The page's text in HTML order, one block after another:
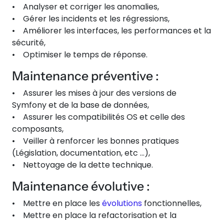
• Analyser et corriger les anomalies,
• Gérer les incidents et les régressions,
• Améliorer les interfaces, les performances et la
sécurité,
• Optimiser le temps de réponse.
Maintenance préventive :
• Assurer les mises à jour des versions de
Symfony et de la base de données,
• Assurer les compatibilités OS et celle des
composants,
• Veiller à renforcer les bonnes pratiques
(Législation, documentation, etc …),
• Nettoyage de la dette technique.
Maintenance évolutive :
• Mettre en place les évolutions fonctionnelles,
• Mettre en place la refactorisation et la